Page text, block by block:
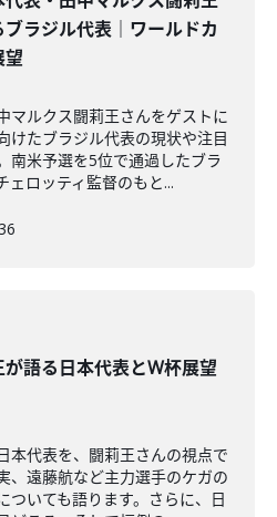
ブラジル代表｜ワールドカ
望
マルクス闘莉王さんをゲストに
けたブラジル代表の現状や注目
南米予選を5位で通過したブラ
ェロッティ監督のもと...
が語る日本代表とW杯展望
本代表を、闘莉王さんの視点で
、遠藤航など主力選手のケガの
ついても語ります。さらに、日